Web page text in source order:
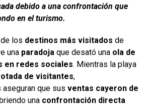
debido a una confrontación que
en el turismo.
los destinos más visitados de
una paradoja que desató una ola de
en redes sociales. Mientras la playa
de visitantes,
aseguran que sus ventas cayeron de
una confrontación directa